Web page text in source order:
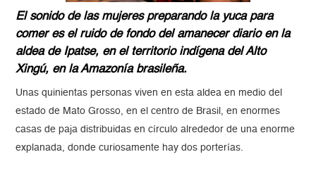
El sonido de las mujeres preparando la yuca para
comer es el ruido de fondo del amanecer diario en la
aldea de Ipatse, en el territorio indígena del Alto
Xingú, en la Amazonía brasileña.
Unas quinientas personas viven en esta aldea en medio del
estado de Mato Grosso, en el centro de Brasil, en enormes
casas de paja distribuidas en círculo alrededor de una enorme
explanada, donde curiosamente hay dos porterías.